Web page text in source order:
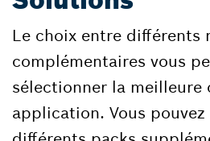
Le choix entre différents
complémentaires vous
sélectionner la
application. Vous